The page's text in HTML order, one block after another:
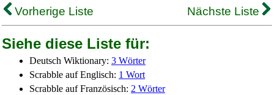
Vorherige Liste
Nächste Liste
Siehe diese Liste für:
Deutsch Wiktionary: 3 Wörter
Scrabble auf Englisch: 1 Wort
Scrabble auf Französisch: 2 Wörter